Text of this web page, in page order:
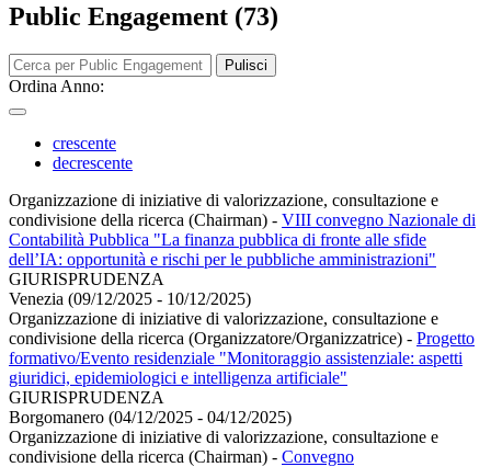
Public Engagement (73)
Pulisci
Ordina Anno:
crescente
decrescente
Organizzazione di iniziative di valorizzazione, consultazione e
condivisione della ricerca (Chairman) - VIII convegno Nazionale di
Contabilità Pubblica "La finanza pubblica di fronte alle sfide
dell’IA: opportunità e rischi per le pubbliche amministrazioni"
GIURISPRUDENZA
Venezia (09/12/2025 - 10/12/2025)
Organizzazione di iniziative di valorizzazione, consultazione e
condivisione della ricerca (Organizzatore/Organizzatrice) - Progetto
formativo/Evento residenziale "Monitoraggio assistenziale: aspetti
giuridici, epidemiologici e intelligenza artificiale"
GIURISPRUDENZA
Borgomanero (04/12/2025 - 04/12/2025)
Organizzazione di iniziative di valorizzazione, consultazione e
condivisione della ricerca (Chairman) - Convegno